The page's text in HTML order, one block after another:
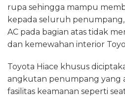
rupa sehingga mampu
kepada seluruh
AC pada bagian atas tidak
dan kemewahan interior
Toyota Hiace khusus
angkutan penumpang yang
fasilitas keamanan seperti